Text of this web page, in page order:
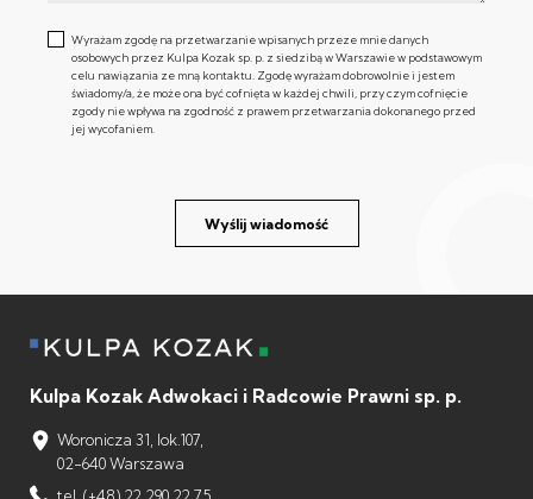
Wyrażam zgodę na przetwarzanie wpisanych przeze mnie danych
osobowych przez Kulpa Kozak sp. p. z siedzibą w Warszawie w podstawowym
celu nawiązania ze mną kontaktu. Zgodę wyrażam dobrowolnie i jestem
świadomy/a, że może ona być cofnięta w każdej chwili, przy czym cofnięcie
zgody nie wpływa na zgodność z prawem przetwarzania dokonanego przed
jej wycofaniem.
Wyślij wiadomość
Kulpa Kozak Adwokaci i Radcowie Prawni sp. p.
Woronicza 31, lok.107,
02-640 Warszawa